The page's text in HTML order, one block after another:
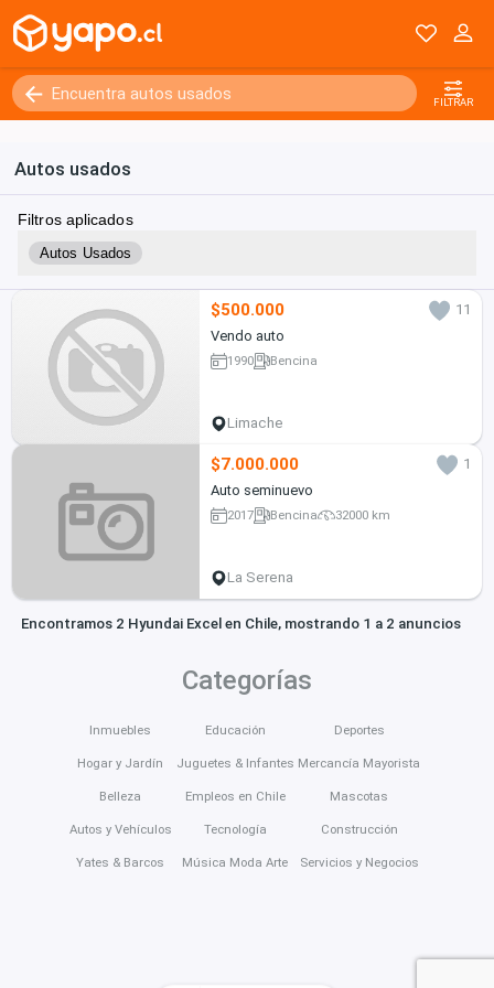
FILTRAR
Autos usados
Filtros aplicados
Autos Usados
$500.000
11
Vendo auto
1990 Bencina
Limache
$7.000.000
1
Auto seminuevo
2017 Bencina 32000 km
La Serena
Encontramos 2 Hyundai Excel en Chile, mostrando 1 a 2 anuncios
Categorías
Inmuebles
Hogar y Jardín
Belleza
Autos y Vehículos
Yates & Barcos
Educación
Juguetes & Infantes
Empleos en Chile
Tecnología
Música Moda Arte
Deportes
Mercancía Mayorista
Mascotas
Construcción
Servicios y Negocios
Kilómetros